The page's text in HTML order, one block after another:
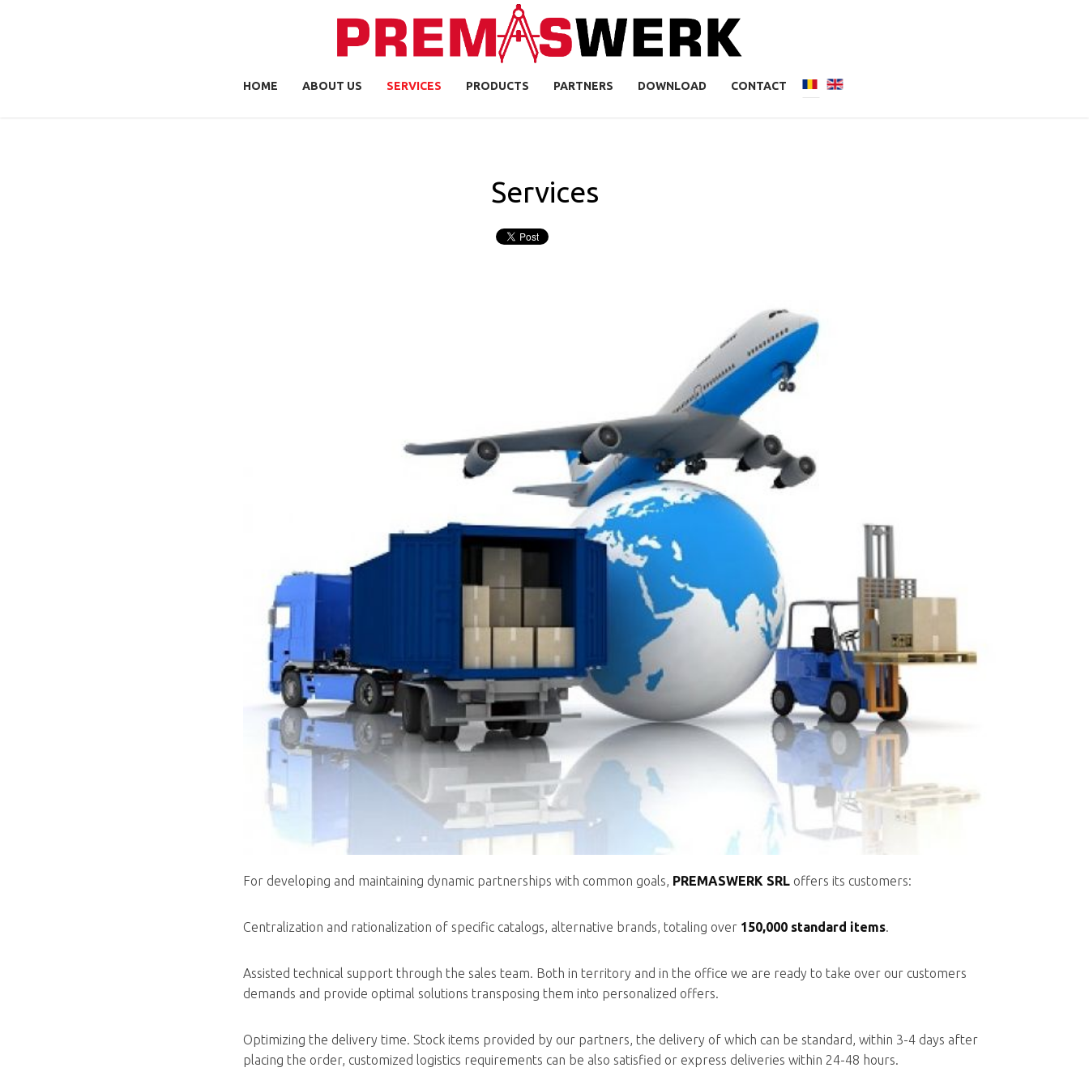
HOME ABOUT US SERVICES PRODUCTS PARTNERS DOWNLOAD CONTACT
Services
For developing and maintaining dynamic partnerships with common goals, PREMASWERK SRL offers its customers:
Centralization and rationalization of specific catalogs, alternative brands, totaling over 150,000 standard items.
Assisted technical support through the sales team. Both in territory and in the office we are ready to take over our customers
demands and provide optimal solutions transposing them into personalized offers.
Optimizing the delivery time. Stock items provided by our partners, the delivery of which can be standard, within 3-4 days after
placing the order, customized logistics requirements can be also satisfied or express deliveries within 24-48 hours.